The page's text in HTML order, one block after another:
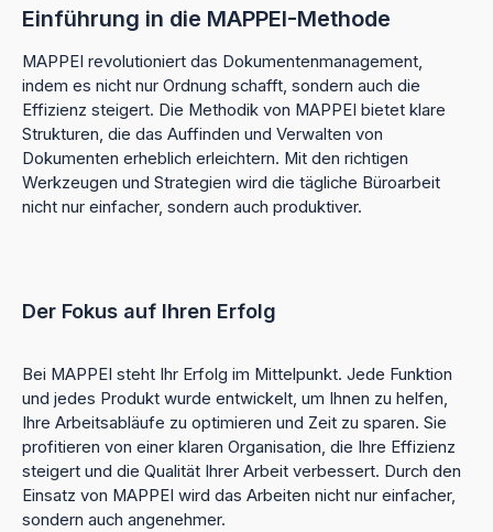
Einführung in die MAPPEI-Methode
MAPPEI revolutioniert das Dokumentenmanagement,
indem es nicht nur Ordnung schafft, sondern auch die
Effizienz steigert. Die Methodik von MAPPEI bietet klare
Strukturen, die das Auffinden und Verwalten von
Dokumenten erheblich erleichtern. Mit den richtigen
Werkzeugen und Strategien wird die tägliche Büroarbeit
nicht nur einfacher, sondern auch produktiver.
Der Fokus auf Ihren Erfolg
Bei MAPPEI steht Ihr Erfolg im Mittelpunkt. Jede Funktion
und jedes Produkt wurde entwickelt, um Ihnen zu helfen,
Ihre Arbeitsabläufe zu optimieren und Zeit zu sparen. Sie
profitieren von einer klaren Organisation, die Ihre Effizienz
steigert und die Qualität Ihrer Arbeit verbessert. Durch den
Einsatz von MAPPEI wird das Arbeiten nicht nur einfacher,
sondern auch angenehmer.